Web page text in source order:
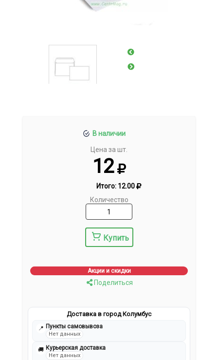
В наличии
Цена за шт.
12
Итого: 12.00
Количество
Купить
Акции и скидки
Поделиться
Доставка в город Колумбус
📍 Пункты самовывоза
Нет данных
🚚 Курьерская доставка
Нет данных